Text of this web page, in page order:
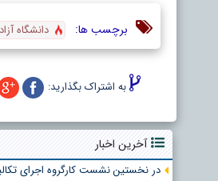
برچسب ها: دانشگاه آزاد
به اشتراک بگذارید:
آخرین اخبار
در نخستین نشست کارگروه اجرای